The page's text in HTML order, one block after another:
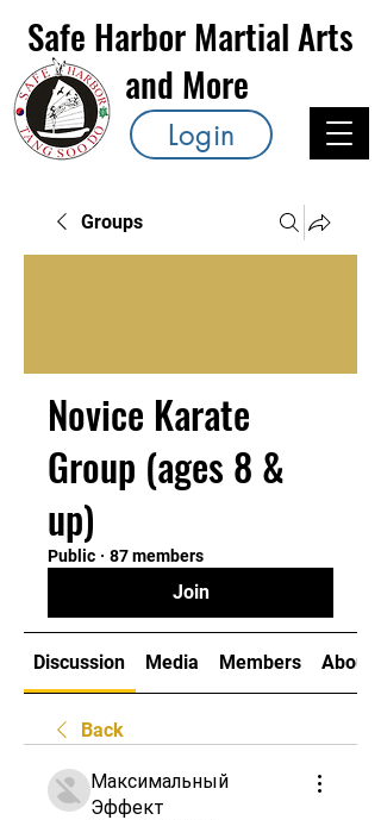
Safe Harbor Martial Arts
and More
Login
Groups
Novice Karate
Group (ages 8 &
up)
Public · 87 members
Join
Discussion Media Members About
Back
Максимальный
Эффект